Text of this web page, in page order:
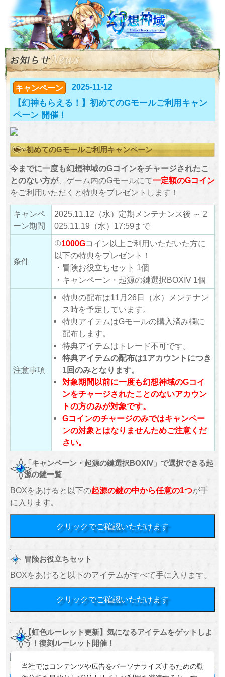
当社ではコンテンツや広告をパーソナライズするための動
キャンペーン 2025-11-12
【幻神もらえる！】初めてのGモールご利用キャン
ペーン 開催！
初めてのGモールご利用キャンペーン
今までに一度も幻想神域のGコインをチャージされたこ
とのない方が、ゲーム内のGモールにて一定額のGコイン
をご利用いただくと特典をプレゼントします！
キャンペ
ーン期間
2025.11.12（水）定期メンテナンス後 ～ 2
025.11.19（水）17:59まで
条件
①1000Gコイン以上ご利用いただいた方に
以下の特典をプレゼント！
・冒険お役立ちセット 1個
・キャンペーン・起源の鍵選択BOXⅣ 1個
注意事項
特典の配布は11月26日（水）メンテナン
ス時を予定しています。
特典アイテムはGモールの購入済み欄に
配布します。
特典アイテムはトレード不可です。
特典アイテムの配布は1アカウントにつき
1回のみとなります。
対象期間以前に一度も幻想神域のGコイ
ンをチャージされたことのないアカウン
トの方のみが対象です。
Gコインのチャージのみではキャンペー
ンの対象とはなりませんためご注意くだ
さい。
「キャンペーン・起源の鍵選択BOXⅣ」で選択できる起
源の鍵一覧
BOXをあけると以下の起源の鍵の中から任意の1つが手
に入ります。
クリックでご確認いただけます
冒険お役立ちセット
BOXをあけると以下のアイテムがすべて手に入ります。
クリックでご確認いただけます
【虹色ルーレット更新】気になるアイテムをゲットしよ
う！復刻ルーレット開催！